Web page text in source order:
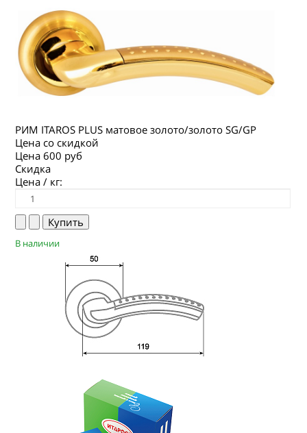
РИМ ITAROS PLUS матовое золото/золото SG/GP
Цена со скидкой
Цена600 руб
Скидка
Цена / кг:
В наличии